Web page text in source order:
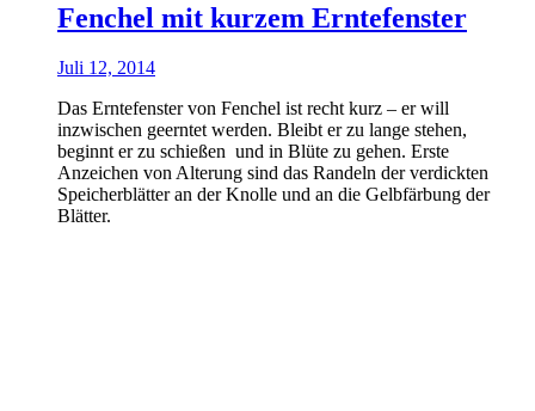
Fenchel mit kurzem Erntefenster
Juli 12, 2014
Das Erntefenster von Fenchel ist recht kurz – er will
inzwischen geerntet werden. Bleibt er zu lange stehen,
beginnt er zu schießen und in Blüte zu gehen. Erste
Anzeichen von Alterung sind das Randeln der verdickten
Speicherblätter an der Knolle und an die Gelbfärbung der
Blätter.